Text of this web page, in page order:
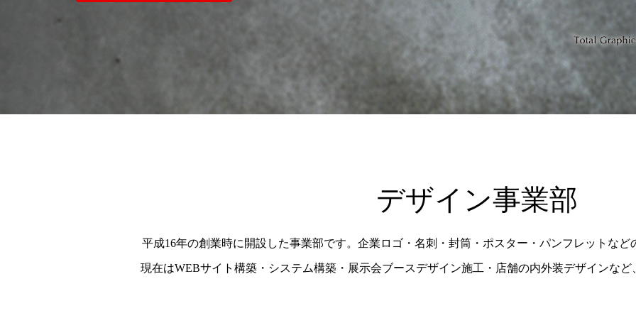
デザイン事業部
平成16年の創業時に開設した事業部です。企業ロゴ・名刺・封筒・ポスター・パンフレットな
現在はWEBサイト構築・システム構築・展示会ブースデザイン施工・店舗の内外装デザインな